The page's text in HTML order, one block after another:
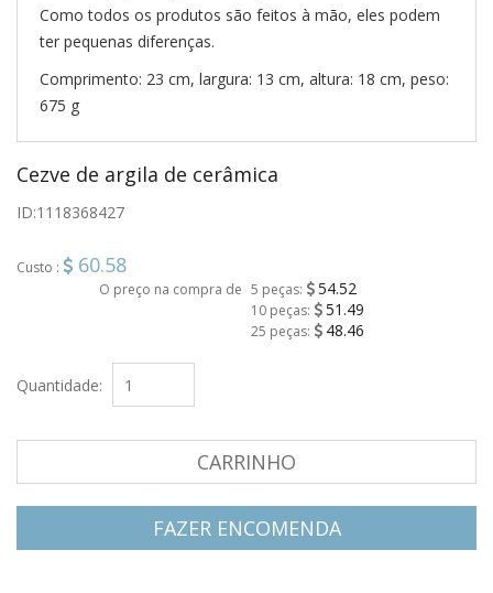
Como todos os produtos são feitos à mão, eles podem
ter pequenas diferenças.
Comprimento: 23 cm, largura: 13 cm, altura: 18 cm, peso:
675 g
Cezve de argila de cerâmica
ID:1118368427
Custo : 60.58
O preço na compra de 5 peças: 54.52
10 peças: 51.49
25 peças: 48.46
Quantidade:
CARRINHO
FAZER ENCOMENDA